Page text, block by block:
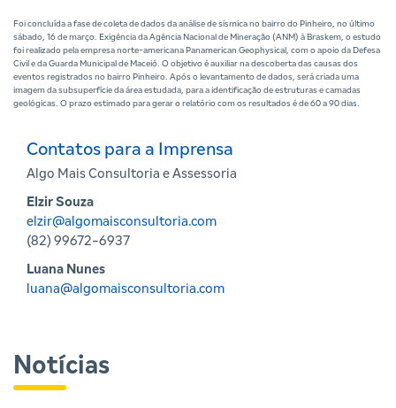
Foi concluída a fase de coleta de dados da análise de sísmica no bairro do Pinheiro, no último
sábado, 16 de março. Exigência da Agência Nacional de Mineração (ANM) à Braskem, o estudo
foi realizado pela empresa norte-americana Panamerican Geophysical, com o apoio da Defesa
Civil e da Guarda Municipal de Maceió. O objetivo é auxiliar na descoberta das causas dos
eventos registrados no bairro Pinheiro. Após o levantamento de dados, será criada uma
imagem da subsuperfície da área estudada, para a identificação de estruturas e camadas
geológicas. O prazo estimado para gerar o relatório com os resultados é de 60 a 90 dias.
Contatos para a Imprensa
Algo Mais Consultoria e Assessoria
Elzir Souza
elzir@algomaisconsultoria.com
(82) 99672-6937
Luana Nunes
luana@algomaisconsultoria.com
Notícias